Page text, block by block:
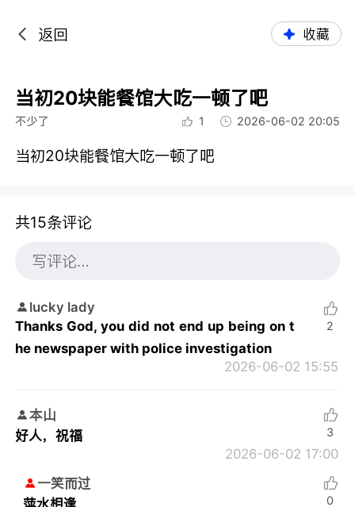
返回 收藏
当初20块能餐馆大吃一顿了吧
不少了 1 2026-06-02 20:05
当初20块能餐馆大吃一顿了吧
共15条评论
lucky lady
Thanks God, you did not end up being on t
he newspaper with police investigation
2026-06-02 15:55
2
本山
好人，祝福
2026-06-02 17:00
3
一笑而过
萍水相逢
0